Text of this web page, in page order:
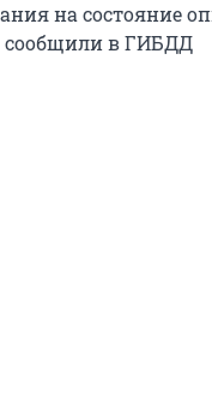
на состояние
сообщили в ГИБДД